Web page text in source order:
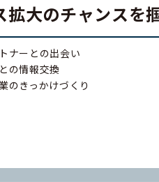
拡大のチャンスを
ナーとの出会い
の情報交換
のきっかけづくり